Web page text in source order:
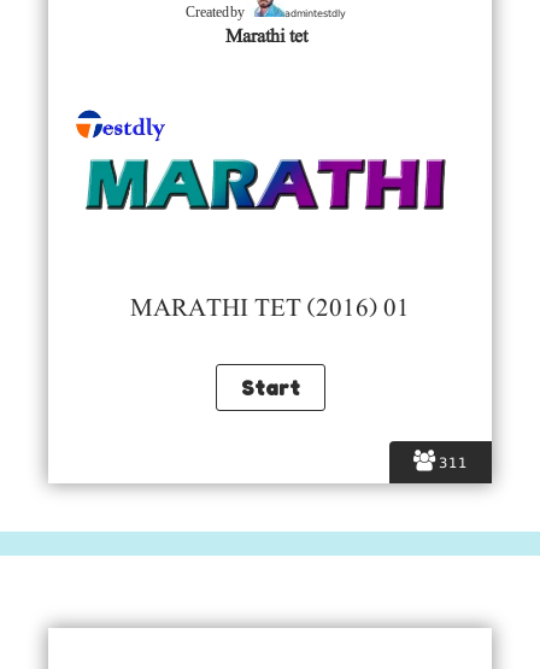
311
Created by admintestdly
Marathi tet
MARATHI TET (2016) 01